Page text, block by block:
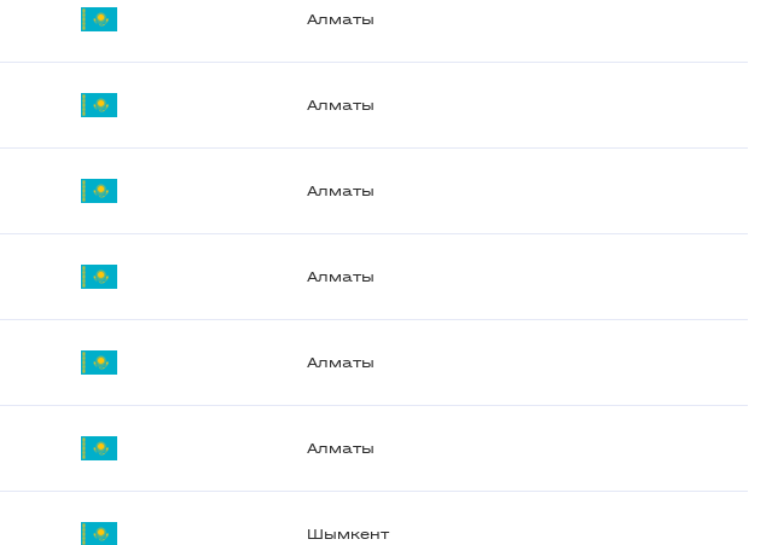
Алматы
Алматы
Алматы
Алматы
Алматы
Алматы
Шымкент